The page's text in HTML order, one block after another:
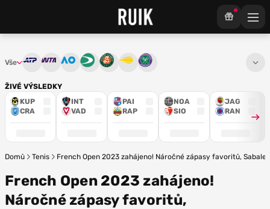
ŽIVÉ VÝSLEDKY
KUP
CRA
INT
VAD
PAI
RAP
NOA
SIO
JAG
RAN
Vše WTA Australian Open
Davis CupFrench Open
US OpenWimbledon
Domů Tenis French Open 2023 zahájeno! Náročné zápasy favoritů,
French Open 2023 zahájeno!
Náročné zápasy favoritů,